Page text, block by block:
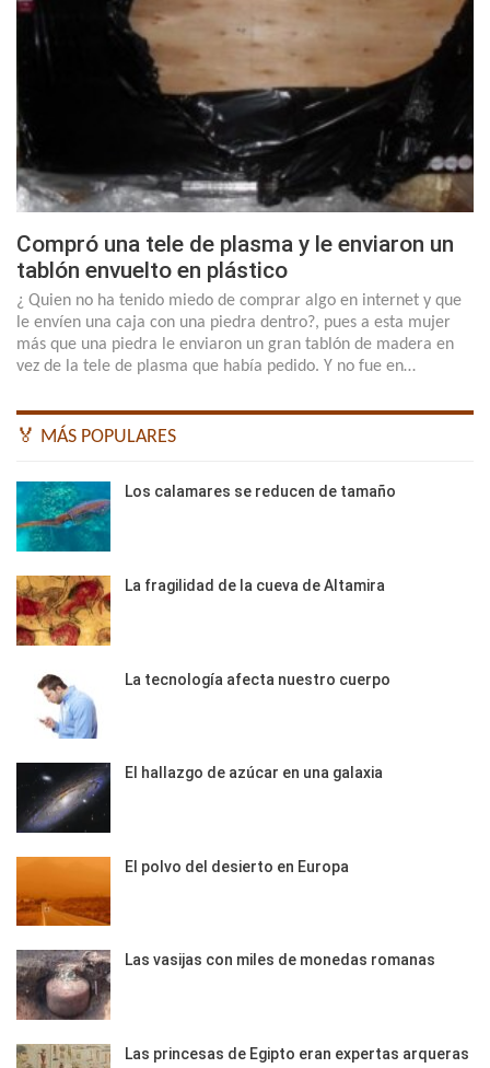
Compró una tele de plasma y le enviaron un
tablón envuelto en plástico
¿ Quien no ha tenido miedo de comprar algo en internet y que
le envíen una caja con una piedra dentro?, pues a esta mujer
más que una piedra le enviaron un gran tablón de madera en
vez de la tele de plasma que había pedido. Y no fue en…
🏅 MÁS POPULARES
Los calamares se reducen de tamaño
La fragilidad de la cueva de Altamira
La tecnología afecta nuestro cuerpo
El hallazgo de azúcar en una galaxia
El polvo del desierto en Europa
Las vasijas con miles de monedas romanas
Las princesas de Egipto eran expertas arqueras